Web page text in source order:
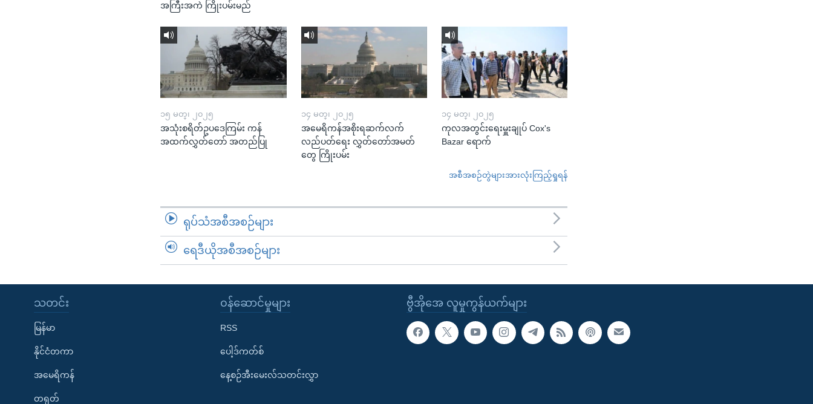
အကြီးအကဲ ကြိုးပမ်းမည်
၁၅ မတ္၊ ၂၀၂၅
အသုံးစရိတ်ဥပဒေကြမ်း ကန်
အထက်လွှတ်တော် အတည်ပြု
၁၄ မတ္၊ ၂၀၂၅
အမေရိကန်အစိုးရဆက်လက်
လည်ပတ်ရေး လွှတ်တော်အမတ်
တွေ ကြိုးပမ်း
၁၄ မတ္၊ ၂၀၂၅
ကုလအတွင်းရေးမှူးချုပ် Cox's
Bazar ရောက်
အစီအစဉ်တွဲများအားလုံးကြည့်ရှုရန်
ရုပ်သံအစီအစဉ်များ
ရေဒီယိုအစီအစဉ်များ
ဗွီအိုအေ လူမှုကွန်ယက်များ
သတင်း
မြန်မာ
နိုင်ငံတကာ
အမေရိကန်
တရုတ်
၀န်ဆောင်မှုများ
RSS
ပေါ့ဒ်ကတ်စ်
နေ့စဉ်အီးမေးလ်သတင်းလွှာ